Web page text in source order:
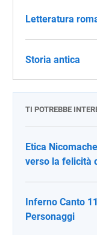
Letteratura
Storia antica
TI POTREBBE
Etica
verso la felicità
Inferno Canto
Personaggi